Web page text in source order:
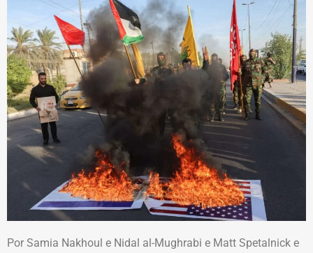
Por Samia Nakhoul e Nidal al-Mughrabi e Matt Spetalnick e